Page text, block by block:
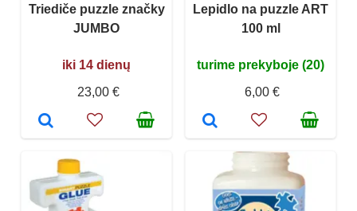
Triediče puzzle značky
JUMBO
iki 14 dienų
23,00 €
Lepidlo na puzzle ART
100 ml
turime prekyboje (20)
6,00 €